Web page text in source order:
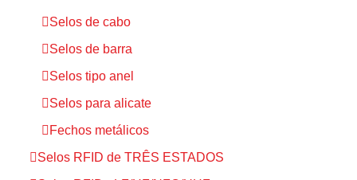
Selos de cabo
Selos de barra
Selos tipo anel
Selos para alicate
Fechos metálicos
Selos RFID de TRÊS ESTADOS